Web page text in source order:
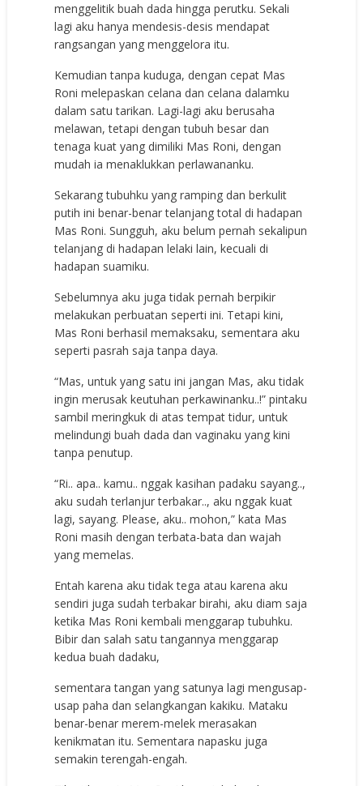
menggelitik buah dada hingga perutku. Sekali
lagi aku hanya mendesis-desis mendapat
rangsangan yang menggelora itu.
Kemudian tanpa kuduga, dengan cepat Mas
Roni melepaskan celana dan celana dalamku
dalam satu tarikan. Lagi-lagi aku berusaha
melawan, tetapi dengan tubuh besar dan
tenaga kuat yang dimiliki Mas Roni, dengan
mudah ia menaklukkan perlawananku.
Sekarang tubuhku yang ramping dan berkulit
putih ini benar-benar telanjang total di hadapan
Mas Roni. Sungguh, aku belum pernah sekalipun
telanjang di hadapan lelaki lain, kecuali di
hadapan suamiku.
Sebelumnya aku juga tidak pernah berpikir
melakukan perbuatan seperti ini. Tetapi kini,
Mas Roni berhasil memaksaku, sementara aku
seperti pasrah saja tanpa daya.
“Mas, untuk yang satu ini jangan Mas, aku tidak
ingin merusak keutuhan perkawinanku..!” pintaku
sambil meringkuk di atas tempat tidur, untuk
melindungi buah dada dan vaginaku yang kini
tanpa penutup.
“Ri.. apa.. kamu.. nggak kasihan padaku sayang..,
aku sudah terlanjur terbakar.., aku nggak kuat
lagi, sayang. Please, aku.. mohon,” kata Mas
Roni masih dengan terbata-bata dan wajah
yang memelas.
Entah karena aku tidak tega atau karena aku
sendiri juga sudah terbakar birahi, aku diam saja
ketika Mas Roni kembali menggarap tubuhku.
Bibir dan salah satu tangannya menggarap
kedua buah dadaku,
sementara tangan yang satunya lagi mengusap-
usap paha dan selangkangan kakiku. Mataku
benar-benar merem-melek merasakan
kenikmatan itu. Sementara napasku juga
semakin terengah-engah.